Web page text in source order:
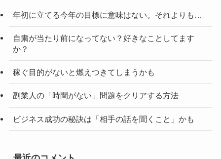
年初に立てる今年の目標に意味はない。それよりも…
自粛が当たり前になってない？好きなことしてます
か？
稼ぐ目的がないと燃えつきてしまうかも
副業人の「時間がない」問題をクリアする方法
ビジネス成功の秘訣は「相手の話を聞くこと」かも